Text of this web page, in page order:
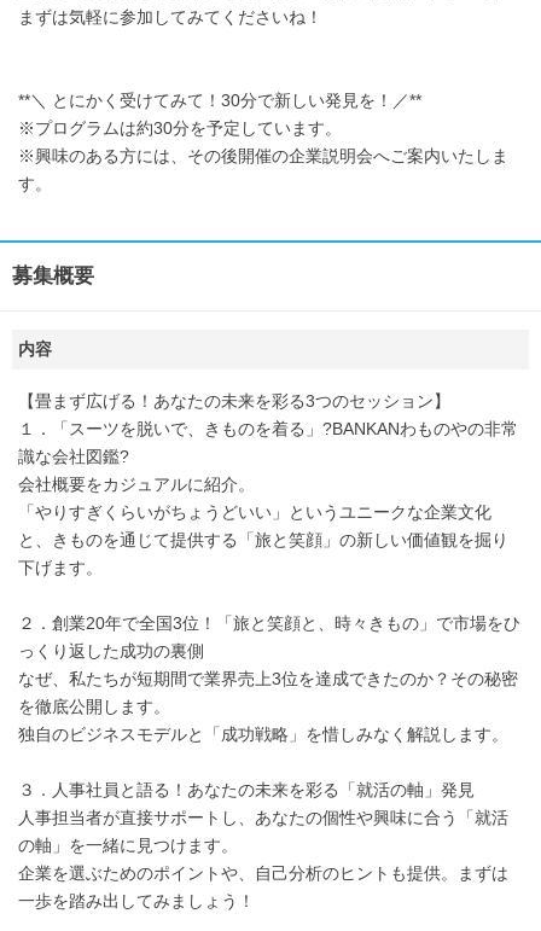
まずは気軽に参加してみてくださいね！
**＼ とにかく受けてみて！30分で新しい発見を！／**
※プログラムは約30分を予定しています。
※興味のある方には、その後開催の企業説明会へご案内いたしま
す。
募集概要
内容
【畳まず広げる！あなたの未来を彩る3つのセッション】
１．「スーツを脱いで、きものを着る」?BANKANわものやの非常
識な会社図鑑?
会社概要をカジュアルに紹介。
「やりすぎくらいがちょうどいい」というユニークな企業文化
と、きものを通じて提供する「旅と笑顔」の新しい価値観を掘り
下げます。
２．創業20年で全国3位！「旅と笑顔と、時々きもの」で市場をひ
っくり返した成功の裏側
なぜ、私たちが短期間で業界売上3位を達成できたのか？その秘密
を徹底公開します。
独自のビジネスモデルと「成功戦略」を惜しみなく解説します。
３．人事社員と語る！あなたの未来を彩る「就活の軸」発見
人事担当者が直接サポートし、あなたの個性や興味に合う「就活
の軸」を一緒に見つけます。
企業を選ぶためのポイントや、自己分析のヒントも提供。まずは
一歩を踏み出してみましょう！